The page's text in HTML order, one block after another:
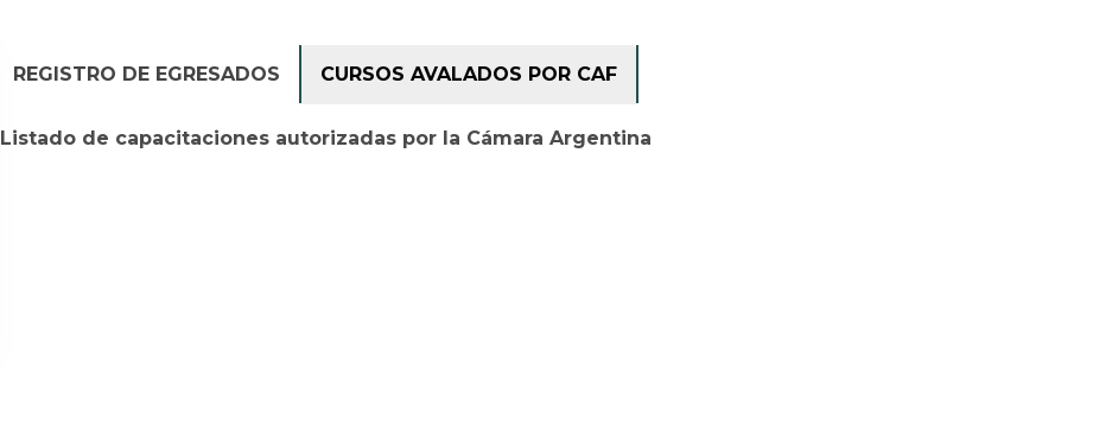
REGISTRO DE EGRESADOS CURSOS AVALADOS POR CAF
Listado de capacitaciones autorizadas por la Cámara Argentina